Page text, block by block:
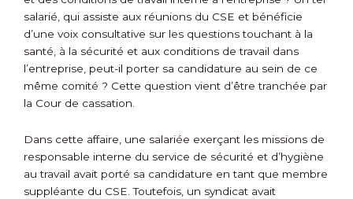
salarié, qui assiste aux réunions du CSE et bénéficie
d’une voix consultative sur les questions touchant à la
santé, à la sécurité et aux conditions de travail dans
l’entreprise, peut-il porter sa candidature au sein de ce
même comité ? Cette question vient d’être tranchée par
la Cour de cassation.
Dans cette affaire, une salariée exerçant les missions de
responsable interne du service de sécurité et d’hygiène
au travail avait porté sa candidature en tant que membre
suppléante du CSE. Toutefois, un syndicat avait